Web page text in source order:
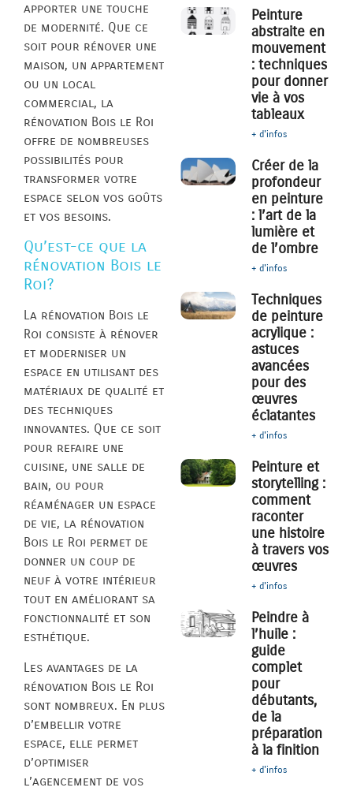
apporter une touche
de modernité. Que ce
soit pour rénover une
maison, un appartement
ou un local
commercial, la
rénovation Bois le Roi
offre de nombreuses
possibilités pour
transformer votre
espace selon vos goûts
et vos besoins.
Qu’est-ce que la
rénovation Bois le
Roi?
La rénovation Bois le
Roi consiste à rénover
et moderniser un
espace en utilisant des
matériaux de qualité et
des techniques
innovantes. Que ce soit
pour refaire une
cuisine, une salle de
bain, ou pour
réaménager un espace
de vie, la rénovation
Bois le Roi permet de
donner un coup de
neuf à votre intérieur
tout en améliorant sa
fonctionnalité et son
esthétique.
Les avantages de la
rénovation Bois le Roi
sont nombreux. En plus
d’embellir votre
espace, elle permet
d’optimiser
l’agencement de vos
Peinture
abstraite en
mouvement
: techniques
pour donner
vie à vos
tableaux
+ d'infos
Créer de la
profondeur
en peinture
: l’art de la
lumière et
de l’ombre
+ d'infos
Techniques
de peinture
acrylique :
astuces
avancées
pour des
œuvres
éclatantes
+ d'infos
Peinture et
storytelling :
comment
raconter
une histoire
à travers vos
œuvres
+ d'infos
Peindre à
l’huile :
guide
complet
pour
débutants,
de la
préparation
à la finition
+ d'infos